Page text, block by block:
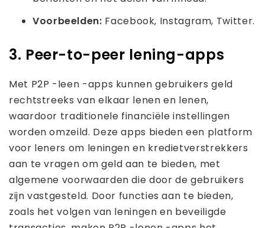
Voorbeelden: Facebook, Instagram, Twitter.
3. Peer-to-peer lening-apps
Met P2P -leen -apps kunnen gebruikers geld
rechtstreeks van elkaar lenen en lenen,
waardoor traditionele financiële instellingen
worden omzeild. Deze apps bieden een platform
voor leners om leningen en kredietverstrekkers
aan te vragen om geld aan te bieden, met
algemene voorwaarden die door de gebruikers
zijn vastgesteld. Door functies aan te bieden,
zoals het volgen van leningen en beveiligde